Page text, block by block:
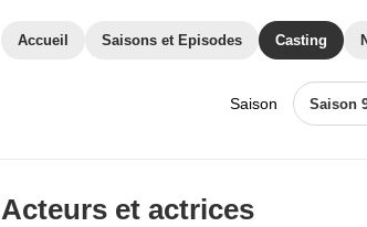
Accueil Saisons et Episodes Casting
Saison Saison
Acteurs et actrices